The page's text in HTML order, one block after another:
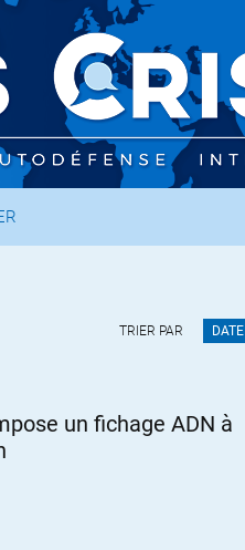
TRIER PAR DATE
un fichage ADN à